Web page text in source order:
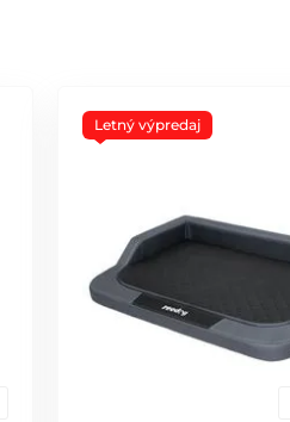
Letný výpredaj